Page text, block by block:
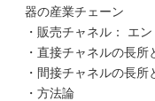
器の産業チェーン
・販売チャネル： エ
・直接チャネルの長所
・間接チャネルの長所
・方法論